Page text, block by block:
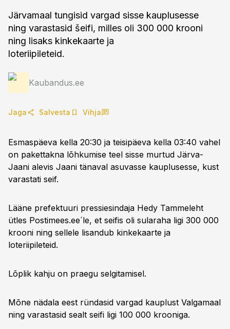
Järvamaal tungisid vargad sisse kauplusesse
ning varastasid šeifi, milles oli 300 000 krooni
ning lisaks kinkekaarte ja
loteriipileteid.
Kaubandus.ee
Jaga Salvesta Vihja
Esmaspäeva kella 20:30 ja teisipäeva kella 03:40 vahel
on pakettakna lõhkumise teel sisse murtud Järva-
Jaani alevis Jaani tänaval asuvasse kauplusesse, kust
varastati seif.
Lääne prefektuuri pressiesindaja Hedy Tammeleht
ütles Postimees.ee´le, et seifis oli sularaha ligi 300 000
krooni ning sellele lisandub kinkekaarte ja
loteriipileteid.
Lõplik kahju on praegu selgitamisel.
Mõne nädala eest ründasid vargad kauplust Valgamaal
ning varastasid sealt seifi ligi 100 000 krooniga.